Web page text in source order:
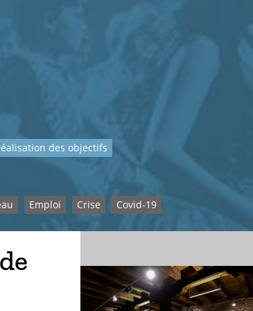
des objectifs
Emploi Crise Covid-19